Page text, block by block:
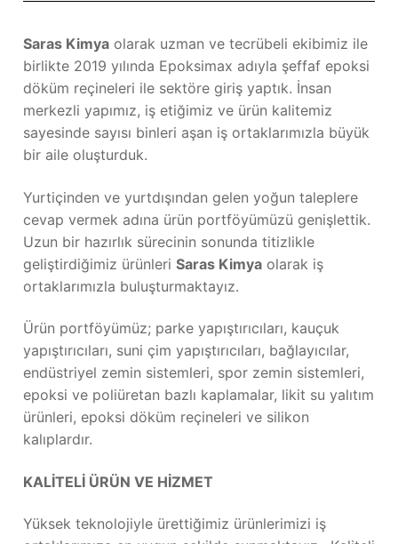
Saras Kimya olarak uzman ve tecrübeli ekibimiz ile
birlikte 2019 yılında Epoksimax adıyla şeffaf epoksi
döküm reçineleri ile sektöre giriş yaptık. İnsan
merkezli yapımız, iş etiğimiz ve ürün kalitemiz
sayesinde sayısı binleri aşan iş ortaklarımızla büyük
bir aile oluşturduk.
Yurtiçinden ve yurtdışından gelen yoğun taleplere
cevap vermek adına ürün portföyümüzü genişlettik.
Uzun bir hazırlık sürecinin sonunda titizlikle
geliştirdiğimiz ürünleri Saras Kimya olarak iş
ortaklarımızla buluşturmaktayız.
Ürün portföyümüz; parke yapıştırıcıları, kauçuk
yapıştırıcıları, suni çim yapıştırıcıları, bağlayıcılar,
endüstriyel zemin sistemleri, spor zemin sistemleri,
epoksi ve poliüretan bazlı kaplamalar, likit su yalıtım
ürünleri, epoksi döküm reçineleri ve silikon
kalıplardır.
KALİTELİ ÜRÜN VE HİZMET
Yüksek teknolojiyle ürettiğimiz ürünlerimizi iş